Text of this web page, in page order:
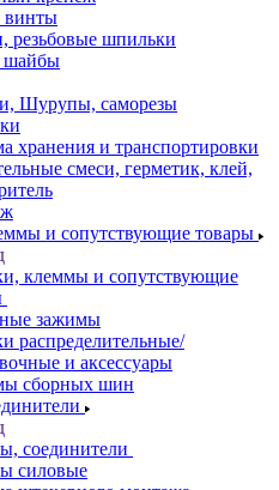
винты
резьбовые шпильки
шайбы
Шурупы, саморезы
хранения и транспортировки
смеси, герметик, клей,
и сопутствующие товары
клеммы и сопутствующие
зажимы
распределительные/
и аксессуары
сборных шин
соединители
силовые